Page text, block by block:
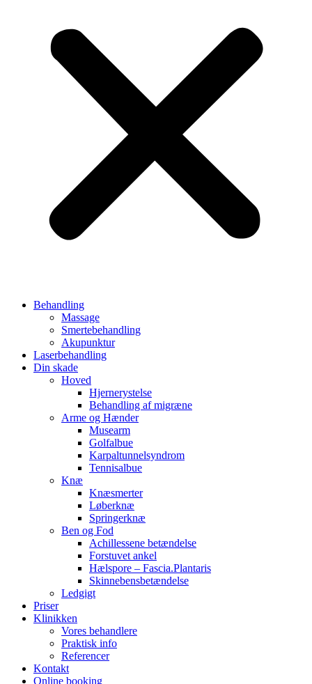
Behandling
Massage
Smertebehandling
Akupunktur
Laserbehandling
Din skade
Hoved
Hjernerystelse
Behandling af migræne
Arme og Hænder
Musearm
Golfalbue
Karpaltunnelsyndrom
Tennisalbue
Knæ
Knæsmerter
Løberknæ
Springerknæ
Ben og Fod
Achillessene betændelse
Forstuvet ankel
Hælspore – Fascia.Plantaris
Skinnebensbetændelse
Ledgigt
Priser
Klinikken
Vores behandlere
Praktisk info
Referencer
Kontakt
Online booking